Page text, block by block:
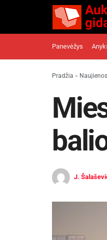
Panevėžys
Pradžia » Naujienos
J.